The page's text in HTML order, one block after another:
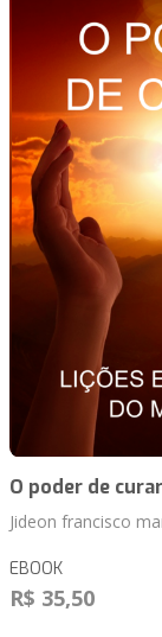
O poder de curar
Jideon francisco
EBOOK
R$ 35,50